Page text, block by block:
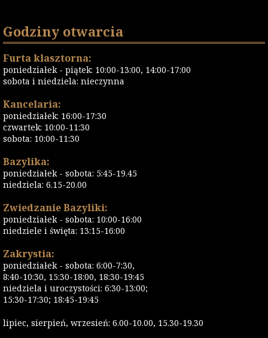
Godziny otwarcia
Furta klasztorna:
poniedziałek - piątek: 10:00-13:00, 14:00-17:00
sobota i niedziela: nieczynna
Kancelaria:
poniedziałek: 16:00-17:30
czwartek: 10:00-11:30
sobota: 10:00-11:30
Bazylika:
poniedziałek - sobota: 5:45-19.45
niedziela: 6.15-20.00
Zwiedzanie Bazyliki:
poniedziałek - sobota: 10:00-16:00
niedziele i święta: 13:15-16:00
Zakrystia:
poniedziałek - sobota: 6:00-7:30,
8:40-10:30, 15:30-18:00, 18:30-19:45
niedziela i uroczystości: 6:30-13:00;
15:30-17:30; 18:45-19:45
lipiec, sierpień, wrzesień: 6.00-10.00, 15.30-19.30